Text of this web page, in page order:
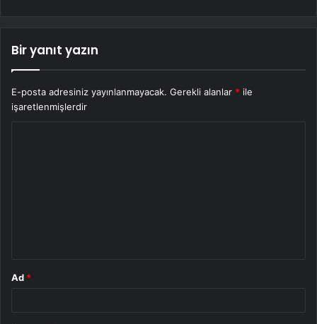
Bir yanıt yazın
E-posta adresiniz yayınlanmayacak. Gerekli alanlar * ile
işaretlenmişlerdir
Ad *